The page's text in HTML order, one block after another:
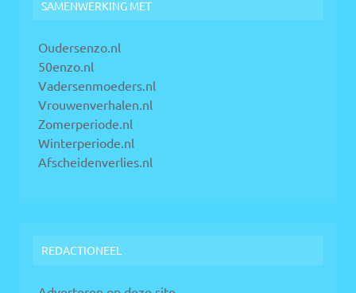
SAMENWERKING MET
Oudersenzo.nl
50enzo.nl
Vadersenmoeders.nl
Vrouwenverhalen.nl
Zomerperiode.nl
Winterperiode.nl
Afscheidenverlies.nl
REDACTIONEEL